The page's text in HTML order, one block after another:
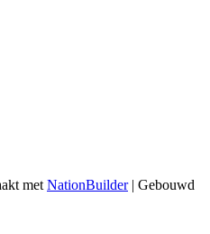
met NationBuilder| Gebouwd